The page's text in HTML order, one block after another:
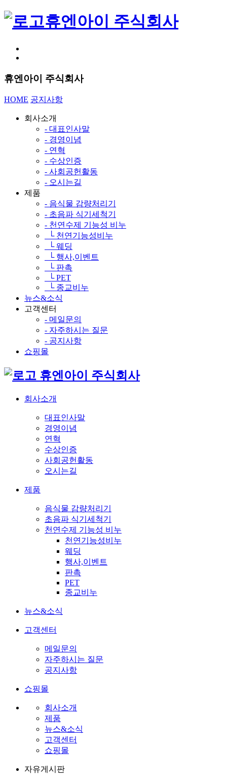
휴엔아이 주식회사
휴엔아이 주식회사
HOME 공지사항
회사소개
- 대표인사말
- 경영이념
- 연혁
- 수상인증
- 사회공헌활동
- 오시는길
제품
- 음식물 감량처리기
- 초음파 식기세척기
- 천연수제 기능성 비누
└ 천연기능성비누
└ 웨딩
└ 행사,이벤트
└ 판촉
└ PET
└ 종교비누
뉴스&소식
고객센터
- 메일문의
- 자주하시는 질문
- 공지사항
쇼핑몰
휴엔아이 주식회사
회사소개
대표인사말
경영이념
연혁
수상인증
사회공헌활동
오시는길
제품
음식물 감량처리기
초음파 식기세척기
천연수제 기능성 비누
천연기능성비누
웨딩
행사,이벤트
판촉
PET
종교비누
뉴스&소식
고객센터
메일문의
자주하시는 질문
공지사항
쇼핑몰
회사소개
제품
뉴스&소식
고객센터
쇼핑몰
자유게시판